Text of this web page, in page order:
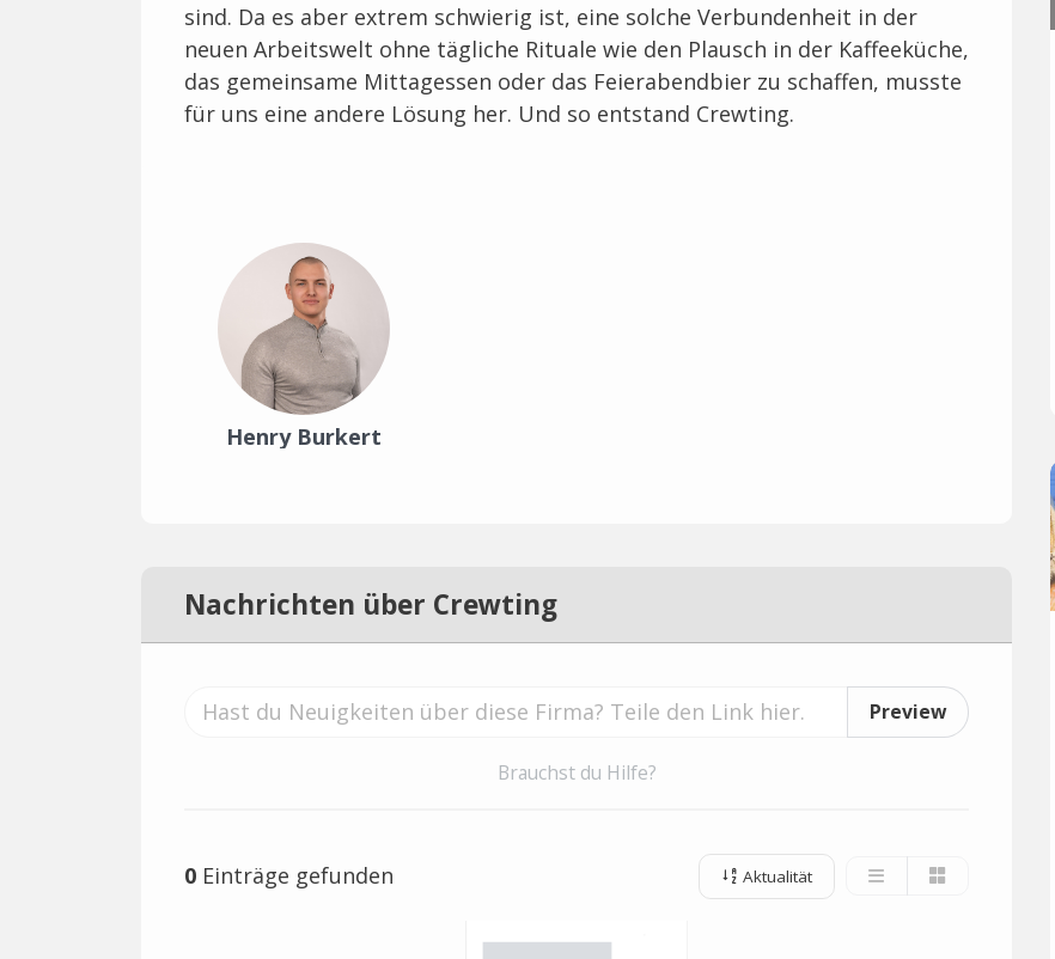
sind. Da es aber extrem schwierig ist, eine solche Verbundenheit in der
neuen Arbeitswelt ohne tägliche Rituale wie den Plausch in der Kaffeeküche,
das gemeinsame Mittagessen oder das Feierabendbier zu schaffen, musste
für uns eine andere Lösung her. Und so entstand Crewting.
Henry Burkert
Nachrichten über Crewting
Preview
Brauchst du Hilfe?
0 Einträge gefunden Aktualität